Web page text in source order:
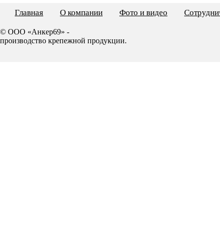
Главная О компании Фото и видео
© ООО «Анкер69» -
производство крепежной продукции.